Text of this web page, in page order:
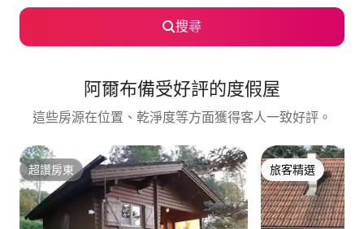
搜尋
阿爾布備受好評的度假屋
這些房源在位置、乾淨度等方面獲得客人一致好評。
超讚房東
超讚房東 旅客精選
旅客精選